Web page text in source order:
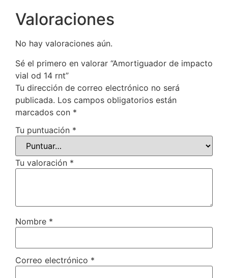
Valoraciones
No hay valoraciones aún.
Sé el primero en valorar “Amortiguador de impacto
vial od 14 rnt”
Tu dirección de correo electrónico no será
publicada. Los campos obligatorios están
marcados con *
Tu puntuación *
Tu valoración *
Nombre *
Correo electrónico *